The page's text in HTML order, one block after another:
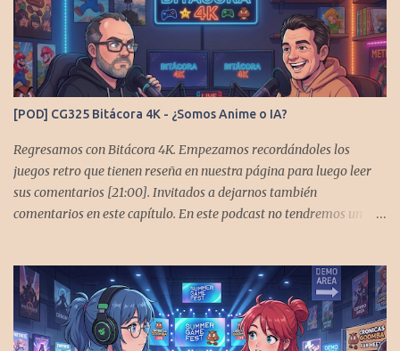
[POD] CG325 Bitácora 4K - ¿Somos Anime o IA?
Regresamos con Bitácora 4K. Empezamos recordándoles los
juegos retro que tienen reseña en nuestra página para luego leer
sus comentarios [21:00]. Invitados a dejarnos también
comentarios en este capítulo. En este podcast no tendremos un
@GoombaVictor y @flagstaad que no estarían aquí si no es por
ustedes. Muchas gracias a todos los que nos agregan a sus
plataformas de podcast y nos dejan comentarios en las cuentas de
redes. Spotify YouTube. Twitter -